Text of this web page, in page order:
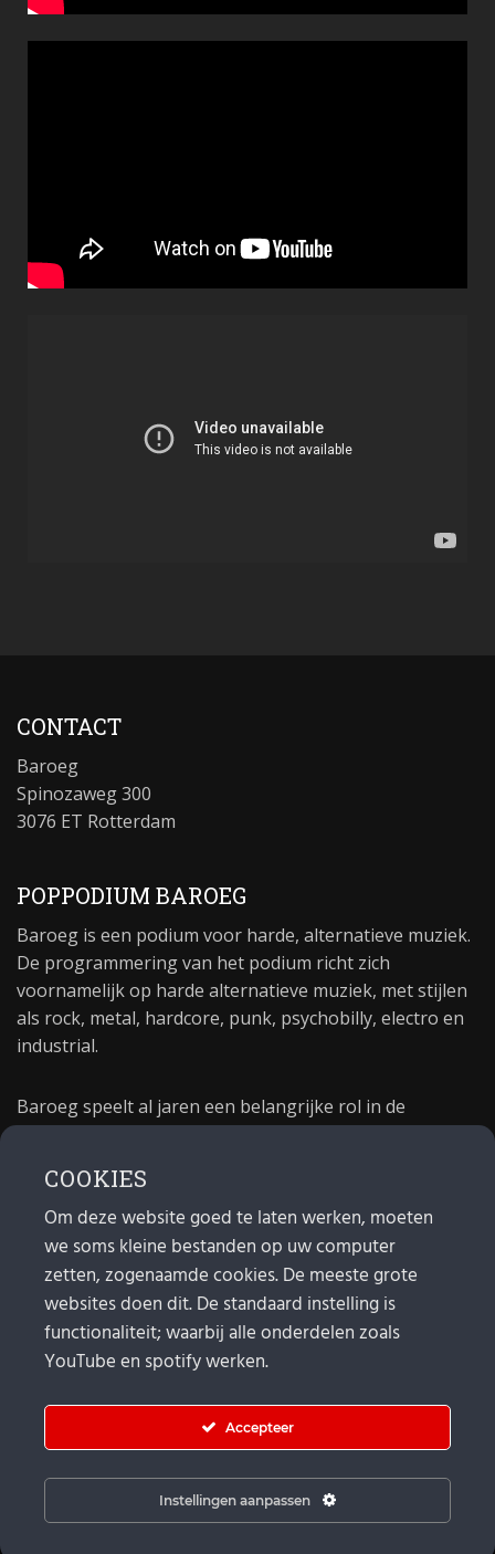
CONTACT
Baroeg
Spinozaweg 300
3076 ET Rotterdam
POPPODIUM BAROEG
Baroeg is een podium voor harde, alternatieve muziek.
De programmering van het podium richt zich
voornamelijk op harde alternatieve muziek, met stijlen
als rock, metal, hardcore, punk, psychobilly, electro en
industrial.
Baroeg speelt al jaren een belangrijke rol in de
culturele sector van Rotterdam. In 1981 begon Baroeg
poppodium 40 jaar.
MAIL
Algemeen: info@baroeg.nl
Bands & boeking: leon@baroeg.nl
Promotie & publiciteit: francis@baroeg.nl
COOKIES
Om deze website goed te laten werken, moeten
we soms kleine bestanden op uw computer
zetten, zogenaamde cookies. De meeste grote
websites doen dit. De standaard instelling is
functionaliteit; waarbij alle onderdelen zoals
YouTube en spotify werken.
Accepteer
Instellingen aanpassen